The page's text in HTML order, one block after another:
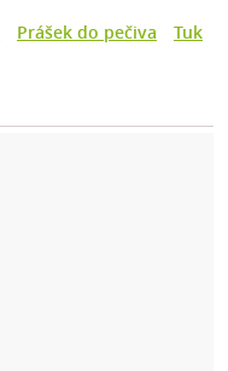
Prášek do pečiva
Tuk